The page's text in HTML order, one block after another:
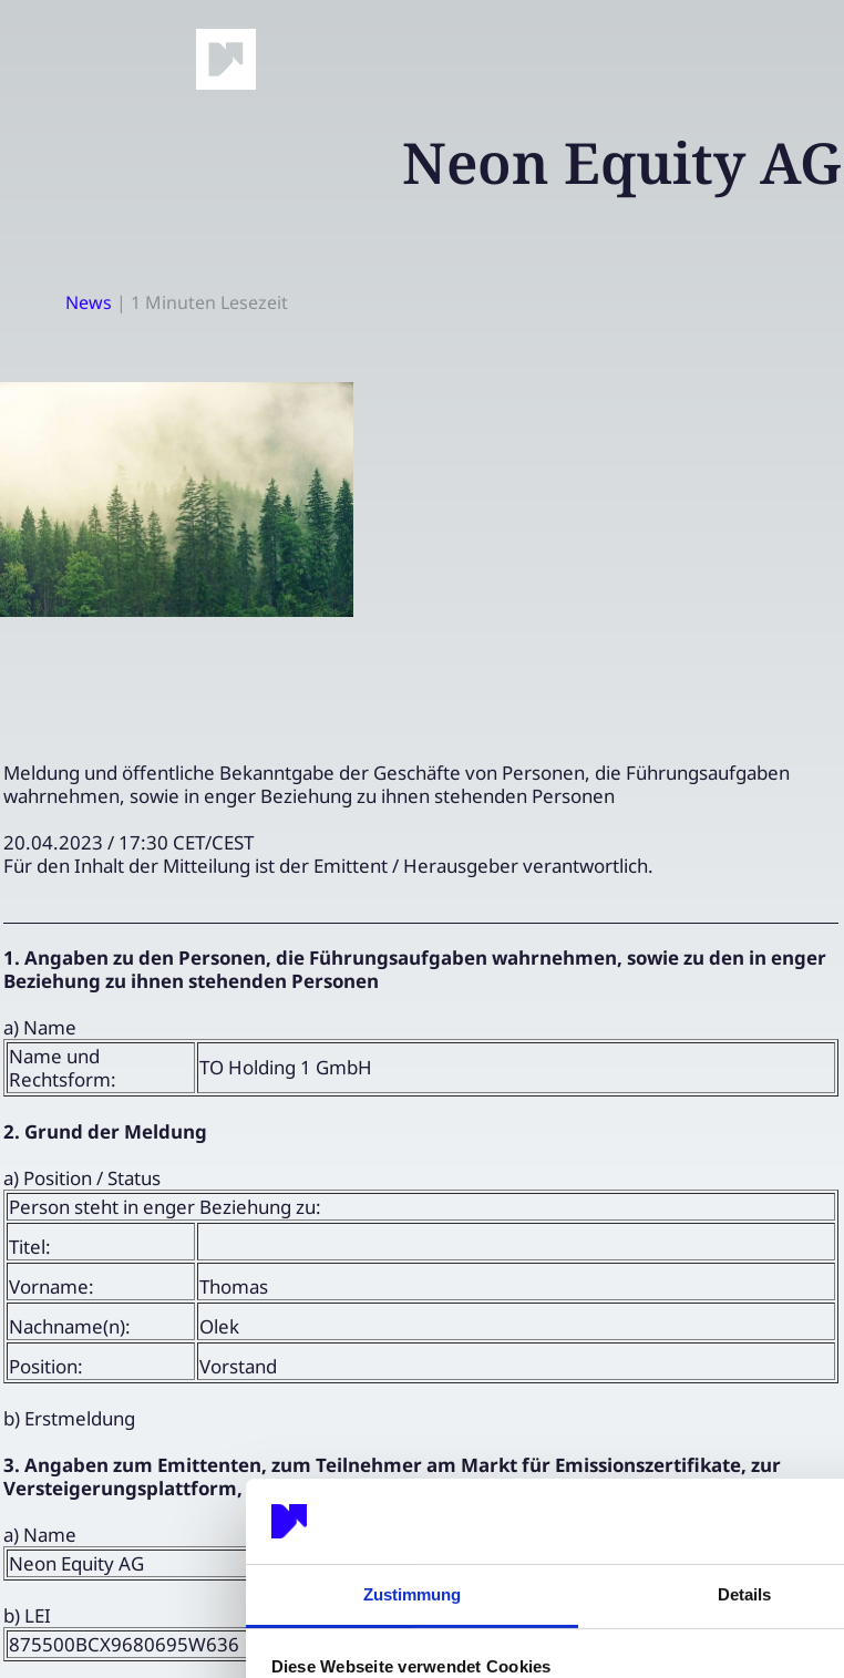
Zustimmung Details
Diese Webseite verwendet Cookies
Neon Equity
News | 1 Minuten Lesezeit
Meldung und öffentliche Bekanntgabe der Geschäfte von Personen, die Führungsaufgaben
wahrnehmen, sowie in enger Beziehung zu ihnen stehenden Personen
20.04.2023 / 17:30 CET/CEST
Für den Inhalt der Mitteilung ist der Emittent / Herausgeber verantwortlich.
1. Angaben zu den Personen, die Führungsaufgaben wahrnehmen, sowie zu den in enger
Beziehung zu ihnen stehenden Personen
a) Name
Name und
Rechtsform:
TO Holding 1 GmbH
2. Grund der Meldung
a) Position / Status
Person steht in enger Beziehung zu:
Titel:
Vorname:
Thomas
Nachname(n):
Olek
Position:
Vorstand
b) Erstmeldung
3. Angaben zum Emittenten, zum Teilnehmer am Markt für Emissionszertifikate, zur
Versteigerungsplattform, zum Versteigerer oder zur Auktionsaufsicht
a) Name
Neon Equity AG
b) LEI
875500BCX9680695W636